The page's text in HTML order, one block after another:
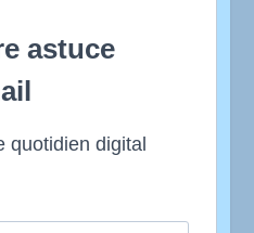
astuce
quotidien digital